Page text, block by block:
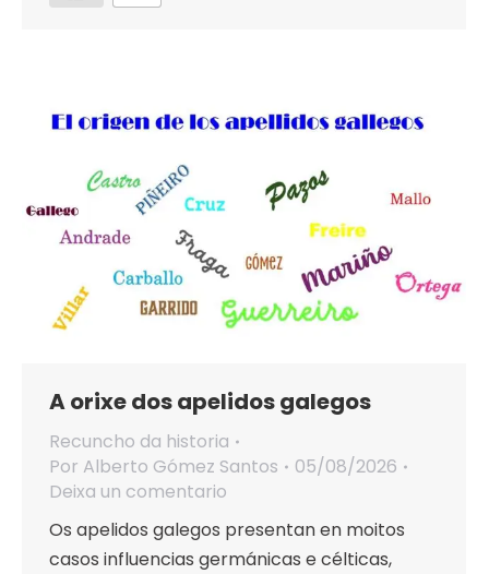
A orixe dos apelidos galegos
Recuncho da historia
Por Alberto Gómez Santos
05/08/2026
Deixa un comentario
Os apelidos galegos presentan en moitos
casos influencias germánicas e célticas,